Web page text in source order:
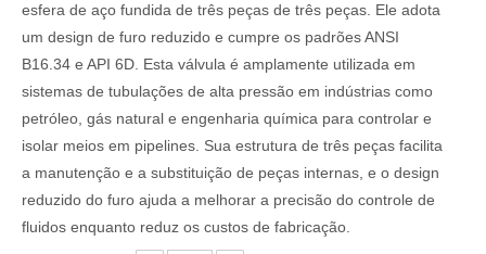
esfera de aço fundida de três peças de três peças. Ele adota
um design de furo reduzido e cumpre os padrões ANSI
B16.34 e API 6D. Esta válvula é amplamente utilizada em
sistemas de tubulações de alta pressão em indústrias como
petróleo, gás natural e engenharia química para controlar e
isolar meios em pipelines. Sua estrutura de três peças facilita
a manutenção e a substituição de peças internas, e o design
reduzido do furo ajuda a melhorar a precisão do controle de
fluidos enquanto reduz os custos de fabricação.